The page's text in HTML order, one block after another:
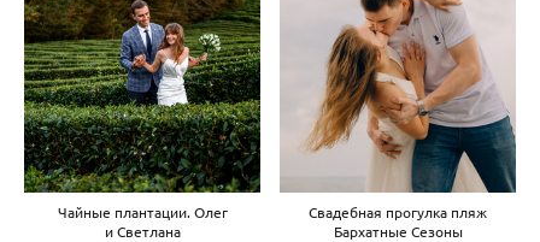
Чайные плантации. Олег
и Светлана
Свадебная прогулка пляж
Бархатные Сезоны